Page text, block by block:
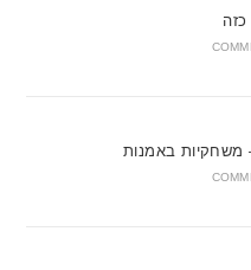
משחקיות באמנות